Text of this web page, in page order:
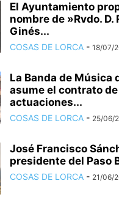
El Ayuntamiento
nombre de »Rvdo. D.
Ginés...
COSAS DE LORCA - 18/07/
La Banda de Música
asume el contrato de
actuaciones...
COSAS DE LORCA - 25/06/
José Francisco
presidente del Paso
COSAS DE LORCA - 21/06/